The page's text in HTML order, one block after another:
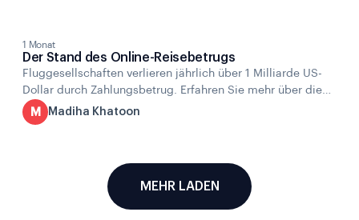
1 Monat
Der Stand des Online-Reisebetrugs
Fluggesellschaften verlieren jährlich über 1 Milliarde US-
Dollar durch Zahlungsbetrug. Erfahren Sie mehr über die
Angriffsarten, die Online-Reisebüros treffen, aktuelle
Trends im Bereich Reisebetrug und wie Sie
M Madiha Khatoon
MEHR LADEN